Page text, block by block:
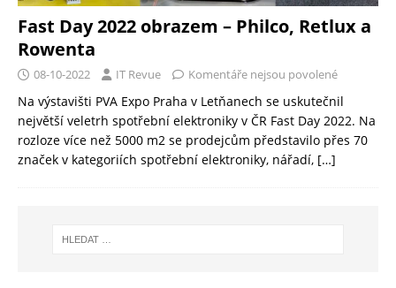
Fast Day 2022 obrazem – Philco, Retlux a
Rowenta
08-10-2022 IT Revue Komentáře nejsou povolené
Na výstavišti PVA Expo Praha v Letňanech se uskutečnil
největší veletrh spotřební elektroniky v ČR Fast Day 2022. Na
rozloze více než 5000 m2 se prodejcům představilo přes 70
značek v kategoriích spotřební elektroniky, nářadí, […]